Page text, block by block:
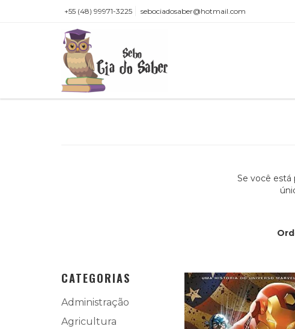
+55 (48) 99971-3225 sebociadosaber@hotmail.com
Se você está
CATEGORIAS
Administração
Agricultura